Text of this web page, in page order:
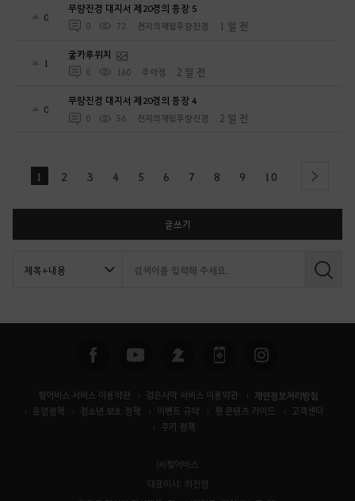
0
무량진경 대지서 제20경의 등장 5
0 72 천지의재림무량진경 1 일 전
1
굶카루위치
0 160 주아정 2 일 전
0
무량진경 대지서 제20경의 등장 4
0 56 천지의재림무량진경 2 일 전
1 2 3 4 5 6 7 8 9 10 next
글쓰기
검
펄어비스 서비스 이용약관 검은사막 서비스 이용약관 개인정보처리방침
운영정책 청소년 보호 정책 이벤트 규약 팬 콘텐츠 가이드
고객센터
쿠키 정책
㈜펄어비스
대표이사: 허진영